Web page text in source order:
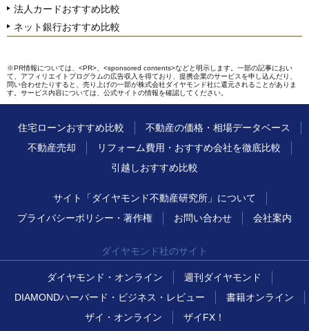
法人カードおすすめ比較
ネット銀行おすすめ比較
※PR情報については、<PR>、<sponsored contents>などと明示します。一部の記事におい
て、アフィリエイトプログラムの広告収入を得ており、提携企業のサービスを申し込んだり、
問い合わせたりすると、売り上げの一部が株式会社ダイヤモンド社に還元されることがありま
す。サービス内容については、公式サイトの情報を確認してください。
住宅ローンおすすめ比較
不動産の価格・相場データベース
不動産売却
リフォーム費用・おすすめ会社を徹底比較
引越しおすすめ比較
サイト「ダイヤモンド不動産研究所」について
プライバシーポリシー・著作権
お問い合わせ 会社案内
ダイヤモンド社のサイト
ダイヤモンド・オンライン
週刊ダイヤモンド
DIAMONDハーバード・ビジネス・レビュー
書籍オンライン
ザイ・オンライン
ザイFX！